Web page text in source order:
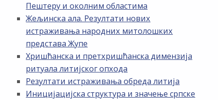
Пештеру и околним областима
Жељинска ала. Резултати нових
истраживања народних митолошких
представа Жупе
Хришћанска и претхришћанска димензија
ритуала литијског опхода
Резултати истраживања обреда литија
Иницијацијска структура и значење српске